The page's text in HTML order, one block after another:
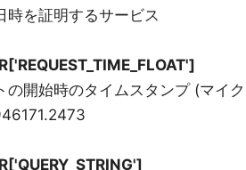
時を証明するサービス
の開始時のタイムスタンプ (マイ